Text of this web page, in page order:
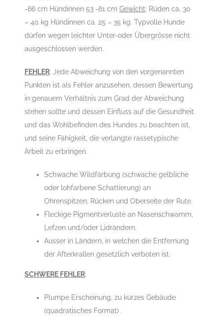
-66 cm Hündinnen 53 -61 cm Gewicht: Rüden ca. 30
– 40 kg Hündinnen ca. 25 – 35 kg. Typvolle Hunde
dürfen wegen leichter Unter-oder Übergrősse nicht
ausgeschlossen werden.
FEHLER: Jede Abweichung von den vorgenannten
Punkten ist als Fehler anzusehen, dessen Bewertung
in genauem Verhältnis zum Grad der Abweichung
stehen sollte und dessen Einfluss auf die Gesundheit
und das Wohlbefinden des Hundes zu beachten ist,
und seine Fähigkeit, die verlangte rassetypische
Arbeit zu erbringen.
Schwache Wildfärbung (schwache gelbliche
oder lohfarbene Schattierung) an
Ohrenspitzen; Rücken und Oberseite der Rute.
Fleckige Pigmentverluste an Nasenschwamm,
Lefzen und/oder Lidrändern.
Ausser in Ländern, in welchen die Entfernung
der Afterkrallen gesetzlich verboten ist.
SCHWERE FEHLER:
Plumpe Erscheinung, zu kurzes Gebäude
(quadratisches Format) .